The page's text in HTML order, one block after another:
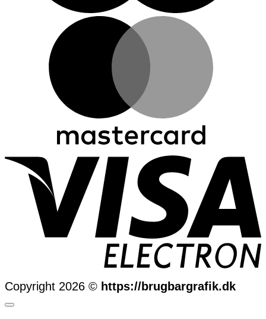
Copyright 2026 © https://brugbargrafik.dk